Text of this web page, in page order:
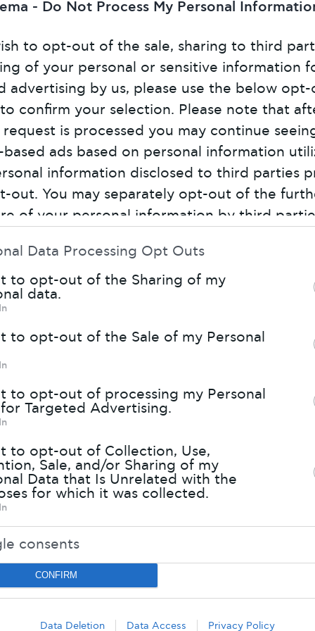
- Do Not Process My Personal
to opt-out of the sale, sharing to third
of your personal or sensitive information
advertising by us, please use the below
confirm your selection. Please note that
is processed you may continue
ads based on personal information
information disclosed to third parties
out. You may separately opt-out of the
of your personal information by third
be disclosed by us to third parties on the
Participantsthat may further disclose
parties.
note that this website/app uses one or more
and may gather and store information
to your visit or usage behaviour. You may
deny consent to Google and its third-party
data for below specified purposes in below
Data Processing Opt Outs
to opt-out of the Sharing of my
data.
to opt-out of the Sale of my Personal
to opt-out of processing my Personal
Targeted Advertising.
to opt-out of Collection, Use,
Sale, and/or Sharing of my
Data that Is Unrelated with the
for which it was collected.
consents
CONFIRM
Data Deletion Data Access Privacy Policy
σύμπαν λύσεων έρχονται στη ζωή μας
Class.Ενα μοντέλο που κάνει τη δική του
εμπειρία της οδήγησης, ανεβάζοντας τον
να κάνει ένα σημερινό αυτοκίνητο για τον
συναρπαστικές
θαυμαστές
μοιάζουν να έρχονται από το μέλλον ή
φαντασίας χάνουμε την ουσία και την
Mercedes απαντά με ένα δυνατό και